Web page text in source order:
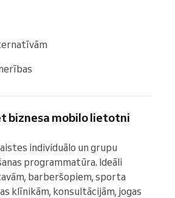
biznesa mobilo lietotni
individuālo un grupu
programmatūra. Ideāli
barberšopiem, sporta
klīnikām, konsultācijām, jogas